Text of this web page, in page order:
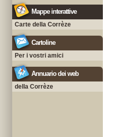
Mappe interattive
Carte della Corrèze
Cartoline
Per i vostri amici
Annuario dei web
della Corrèze